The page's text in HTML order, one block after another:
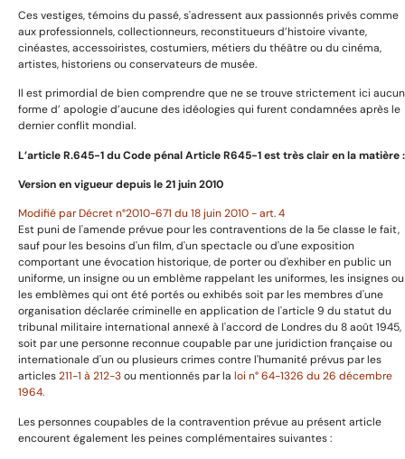
Ces vestiges, témoins du passé, s'adressent aux passionnés privés comme
aux professionnels, collectionneurs, reconstitueurs d’histoire vivante,
cinéastes, accessoiristes, costumiers, métiers du théâtre ou du cinéma,
artistes, historiens ou conservateurs de musée.
Il est primordial de bien comprendre que ne se trouve strictement ici
forme d’ apologie d’aucune des idéologies qui furent condamnées après le
dernier conflit mondial.
L’article R.645­-1 du Code pénal Article R645-1 est très clair en la matière :
Version en vigueur depuis le 21 juin 2010
Modifié par Décret n°2010-671 du 18 juin 2010 - art. 4
Est puni de l'amende prévue pour les contraventions de la 5e classe le fait,
sauf pour les besoins d'un film, d'un spectacle ou d'une exposition
comportant une évocation historique, de porter ou d'exhiber en public un
uniforme, un insigne ou un emblème rappelant les uniformes, les insignes ou
les emblèmes qui ont été portés ou exhibés soit par les membres d'une
organisation déclarée criminelle en application de l'article 9 du statut du
tribunal militaire international annexé à l'accord de Londres du 8 août 1945,
soit par une personne reconnue coupable par une juridiction française ou
internationale d'un ou plusieurs crimes contre l'humanité prévus par les
articles211-1 à 212-3ou mentionnés par la loi n° 64-1326 du 26 décembre
1964.
Les personnes coupables de la contravention prévue au présent article
encourent également les peines complémentaires suivantes :
Devoir de mémoire et citoyenneté :
se souvenir et transmettre
Uniformes
Harnachement
Décorations et médailles
Armes anciennes
Livres et images